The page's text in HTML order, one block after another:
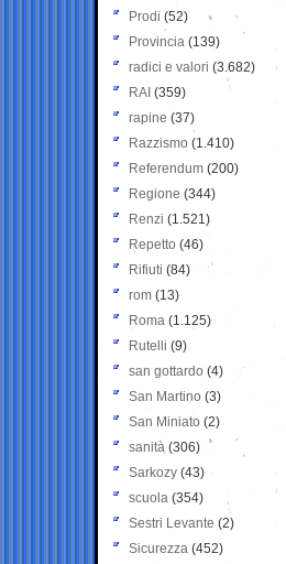
Prodi (52)
Provincia (139)
radici e valori (3.682)
RAI (359)
rapine (37)
Razzismo (1.410)
Referendum (200)
Regione (344)
Renzi (1.521)
Repetto (46)
Rifiuti (84)
rom (13)
Roma (1.125)
Rutelli (9)
san gottardo (4)
San Martino (3)
San Miniato (2)
sanità (306)
Sarkozy (43)
scuola (354)
Sestri Levante (2)
Sicurezza (452)